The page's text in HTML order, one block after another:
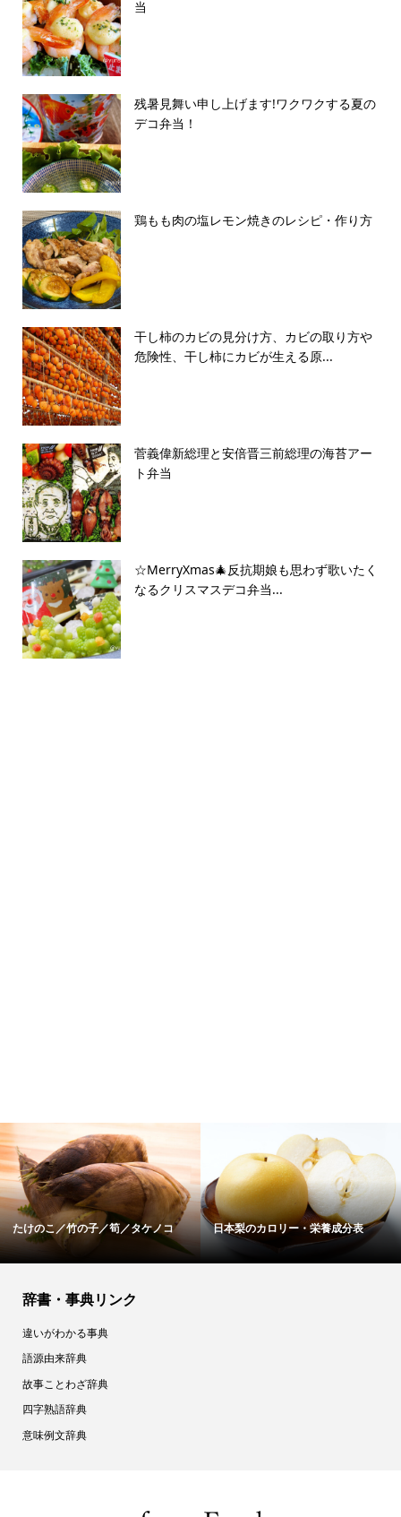
当
残暑見舞い申し上げます!ワクワクする夏の
デコ弁当！
鶏もも肉の塩レモン焼きのレシピ・作り方
干し柿のカビの見分け方、カビの取り方や
危険性、干し柿にカビが生える原...
菅義偉新総理と安倍晋三前総理の海苔アー
ト弁当
☆MerryXmas🎄反抗期娘も思わず歌いたく
なるクリスマスデコ弁当...
たけのこ／竹の子／筍／タケノコ 日本梨のカロリー・栄養成分表
辞書・事典リンク
違いがわかる事典
語源由来辞典
故事ことわざ辞典
四字熟語辞典
意味例文辞典